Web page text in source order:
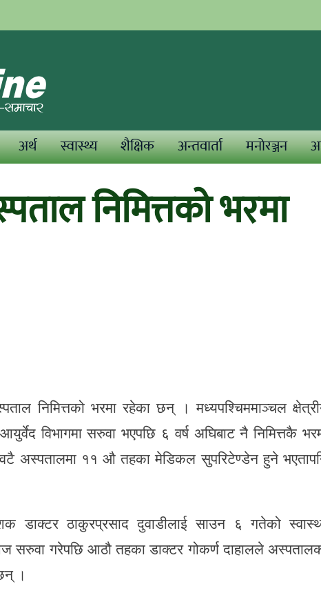
अर्थ स्वास्थ्य शैक्षिक अन्तवार्ता मनोरञ्जन
निमित्तको भरमा
निमित्तको भरमा रहेका छन् । मध्यपश्चिममाञ्चल
विभागमा सरुवा भएपछि ६ वर्ष अघिबाट नै निमित्तकै
अस्पतालमा ११ औ तहका मेडिकल सुपरिटेण्डेन हुने
डाक्टर ठाकुरप्रसाद दुवाडीलाई साउन ६ गतेको
सरुवा गरेपछि आठौ तहका डाक्टर गोकर्ण दाहालले
।